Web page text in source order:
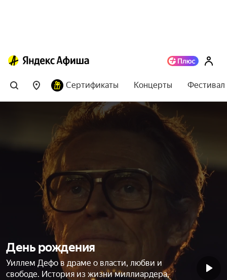
Сертификаты Концерты
День рождения
Уиллем Дефо в драме о власти, любви и
свободе. История из жизни миллиардера,